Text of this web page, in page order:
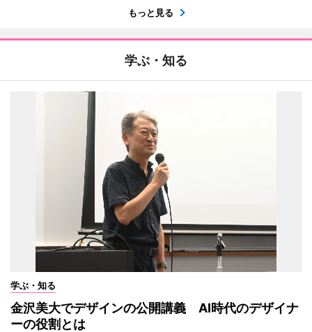
もっと見る
学ぶ・知る
学ぶ・知る
金沢美大でデザインの公開講義 AI時代のデザイナ
ーの役割とは